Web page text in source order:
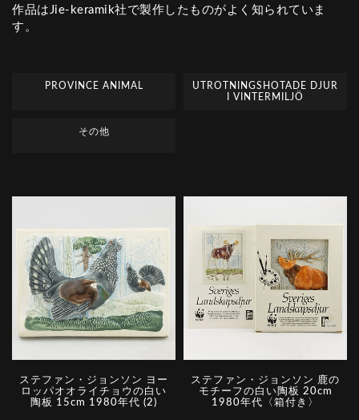
作品はJie-keramik社で製作したものがよく知られていま
す。
PROVINCE ANIMAL
U­T­R­O­T­N­I­N­G­S­H­O­T­A­D­E DJUR
I VINTERMILJÖ
その他
ステファン・ジョンソン ヨー
ロッパオオライチョウの白い
陶板 15cm 1980年代 (2)
ステファン・ジョンソン 鹿の
モチーフの白い陶板 20cm
1980年代〈箱付き〉